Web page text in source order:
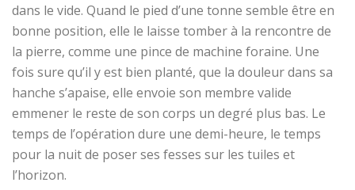
dans le vide. Quand le pied d’une tonne semble être en
bonne position, elle le laisse tomber à la rencontre de
la pierre, comme une pince de machine foraine. Une
fois sure qu’il y est bien planté, que la douleur dans sa
hanche s’apaise, elle envoie son membre valide
emmener le reste de son corps un degré plus bas. Le
temps de l’opération dure une demi-heure, le temps
pour la nuit de poser ses fesses sur les tuiles et
l’horizon.